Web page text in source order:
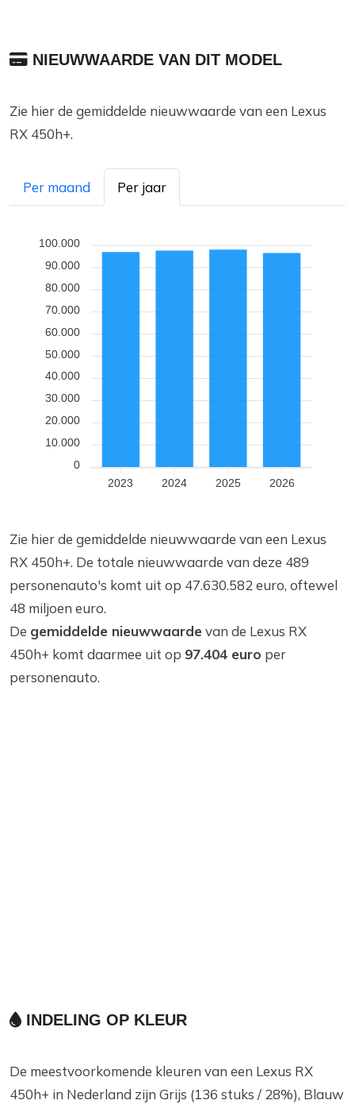
NIEUWWAARDE VAN DIT MODEL
Zie hier de gemiddelde nieuwwaarde van een Lexus
RX 450h+.
Per maand Per jaar
100.000
90.000
80.000
70.000
60.000
50.000
40.000
30.000
20.000
10.000
0
2023
2024 2025 2026
Zie hier de gemiddelde nieuwwaarde van een Lexus
RX 450h+. De totale nieuwwaarde van deze 489
personenauto's komt uit op 47.630.582 euro, oftewel
48 miljoen euro.
De gemiddelde nieuwwaardevan de Lexus RX
450h+ komt daarmee uit op 97.404 euro per
personenauto.
INDELING OP KLEUR
De meestvoorkomende kleuren van een Lexus RX
450h+ in Nederland zijn Grijs (136 stuks / 28%), Blauw